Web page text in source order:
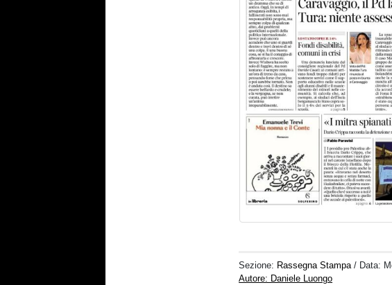
Sezione: Rassegna Stampa / Data:
Autore: Daniele Luongo